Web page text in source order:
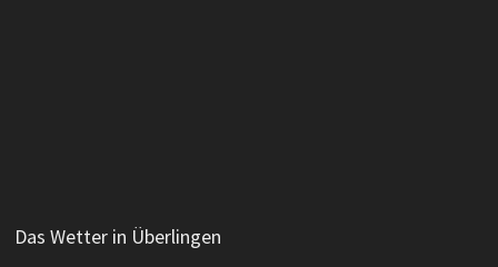
Das Wetter in Überlingen